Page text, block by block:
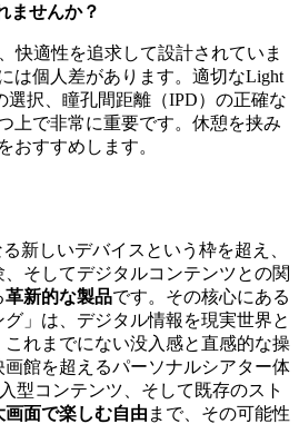
ませんか？
快適性を追求して設計されていま
は個人差があります。適切なLight
選択、瞳孔間距離（IPD）の正確な
上で非常に重要です。休憩を挟み
おすすめします。
新しいデバイスという枠を超え、
そしてデジタルコンテンツとの関
革新的な製品です。その核心にある
グ」は、デジタル情報を現実世界と
れまでにない没入感と直感的な操
館を超えるパーソナルシアター体
型コンテンツ、そして既存のスト
画面で楽しむ自由 まで、その可能性